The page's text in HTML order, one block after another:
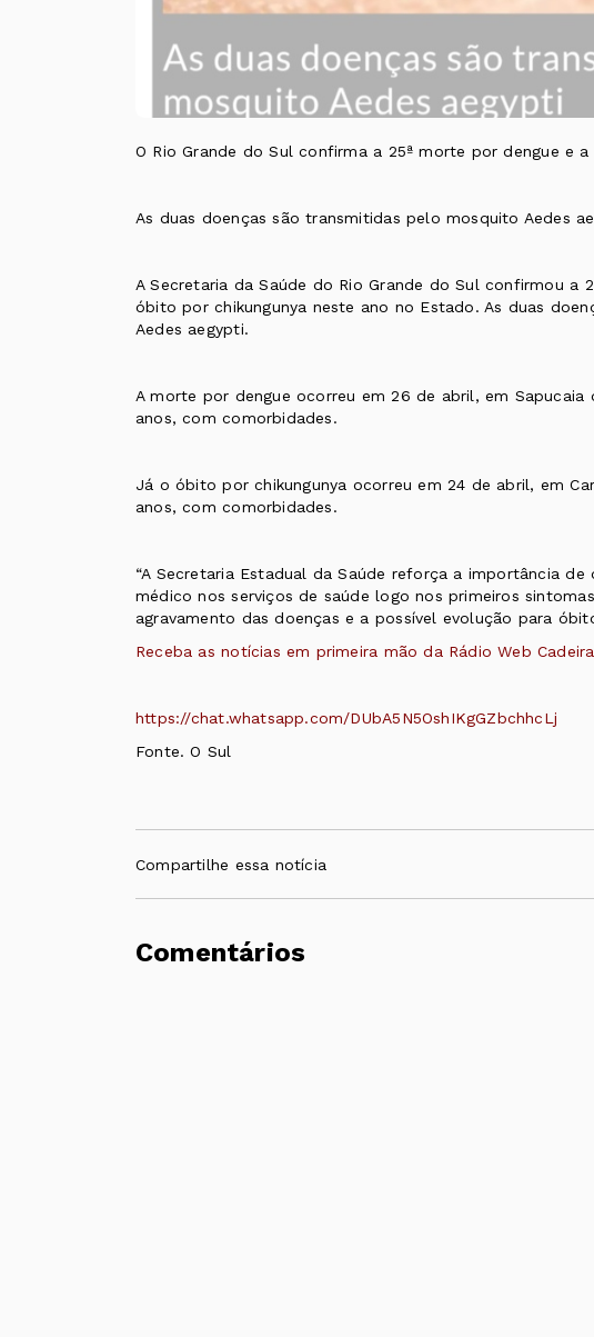
O Rio Grande do Sul confirma a 25ª morte por dengue e
As duas doenças são transmitidas pelo mosquito Aedes
A Secretaria da Saúde do Rio Grande do Sul confirmou a
óbito por chikungunya neste ano no Estado. As duas
Aedes aegypti.
A morte por dengue ocorreu em 26 de abril, em Sapucaia
anos, com comorbidades.
Já o óbito por chikungunya ocorreu em 24 de abril, em
anos, com comorbidades.
“A Secretaria Estadual da Saúde reforça a importância
médico nos serviços de saúde logo nos primeiros
agravamento das doenças e a possível evolução para
Receba as notícias em primeira mão da Rádio Web
https://chat.whatsapp.com/DUbA5N5OshIKgGZbchhcLj
Fonte. O Sul
Compartilhe essa notícia
Comentários